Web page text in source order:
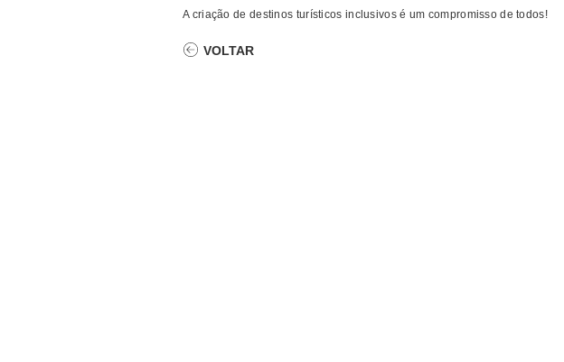
A criação de destinos turísticos inclusivos é um compromisso de todos!
VOLTAR